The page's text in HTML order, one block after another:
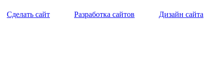
Сделать сайт Разработка сайтов Дизайн сайта